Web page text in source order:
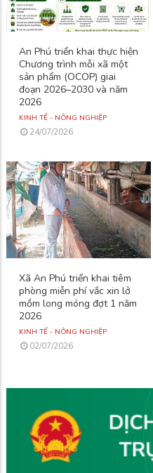
An Phú triển khai thực hiện
Chương trình mỗi xã một
sản phẩm (OCOP) giai
đoạn 2026–2030 và năm
2026
KINH TẾ - NÔNG NGHIỆP
24/07/2026
Xã An Phú triển khai tiêm
phòng miễn phí vắc xin lở
mồm long móng đợt 1 năm
2026
KINH TẾ - NÔNG NGHIỆP
02/07/2026